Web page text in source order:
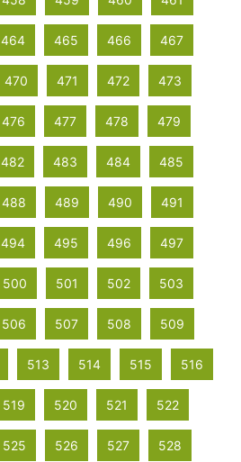
464 465 466 467
470 471 472 473
476 477 478 479
482 483 484 485
488 489 490 491
494 495 496 497
500 501 502 503
506 507 508 509
513 514 515 516
519 520 521 522
525 526 527 528